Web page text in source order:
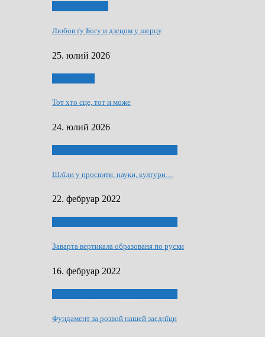
Любов ґу Богу и дзецом у шерцу
25. юлий 2026
Тот хто сце, тот и може
24. юлий 2026
Шлїди у просвити, науки, култури…
22. фебруар 2022
Заварта вертикала образованя по руски
16. фебруар 2022
Фундамент за розвой нашей заєднїци